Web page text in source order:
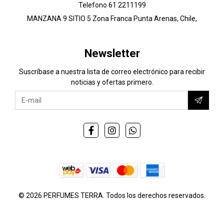
Telefono 61 2211199
MANZANA 9 SITIO 5 Zona Franca Punta Arenas, Chile,
Newsletter
Suscríbase a nuestra lista de correo electrónico para recibir
noticias y ofertas primero.
© 2026 PERFUMES TERRA. Todos los derechos reservados.